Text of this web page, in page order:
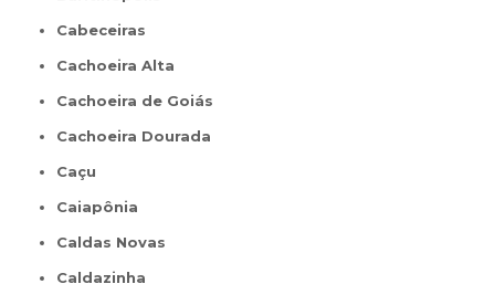
Cabeceiras
Cachoeira Alta
Cachoeira de Goiás
Cachoeira Dourada
Caçu
Caiapônia
Caldas Novas
Caldazinha